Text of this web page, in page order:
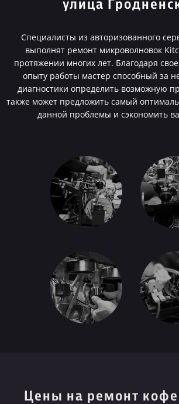
улица
Специалисты из авторизованного
выполнят ремонт микроволновок
протяжении многих лет. Благодаря
опыту работы мастер способный за
диагностики определить возможную
также может предложить самый
данной проблемы и сэкономить
Цены на ремонт